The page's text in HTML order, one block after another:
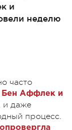
и
неделю
часто
Бен Аффлек и
и даже
процесс.